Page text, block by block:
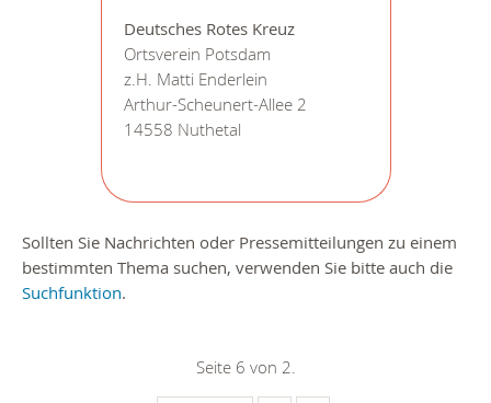
Deutsches Rotes Kreuz
Ortsverein Potsdam
z.H. Matti Enderlein
Arthur-Scheunert-Allee 2
14558 Nuthetal
Sollten Sie Nachrichten oder Pressemitteilungen zu einem
bestimmten Thema suchen, verwenden Sie bitte auch die
Suchfunktion.
Seite 6 von 2.